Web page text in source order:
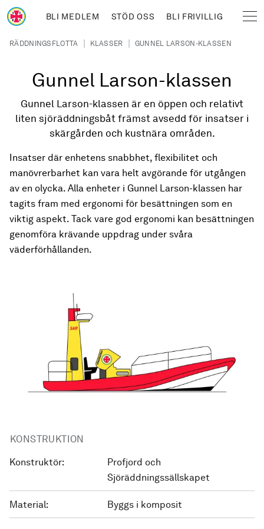
Hoppa till huvudinnehåll
BLI MEDLEM STÖD OSS BLI FRIVILLIG
Länkstig
RÄDDNINGSFLOTTA | KLASSER | GUNNEL LARSON-KLASSEN
Gunnel Larson-klassen
Gunnel Larson-klassen är en öppen och relativt
liten sjöräddningsbåt främst avsedd för insatser i
skärgården och kustnära områden.
Insatser där enhetens snabbhet, flexibilitet och
manövrerbarhet kan vara helt avgörande för utgången
av en olycka. Alla enheter i Gunnel Larson-klassen har
tagits fram med ergonomi för besättningen som en
viktig aspekt. Tack vare god ergonomi kan besättningen
genomföra krävande uppdrag under svåra
väderförhållanden.
KONSTRUKTION
Konstruktör:
Profjord och
Sjöräddningssällskapet
Material: Byggs i komposit